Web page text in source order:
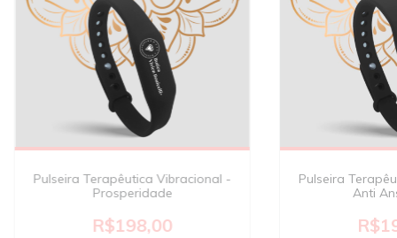
Pulseira Terapêutica Vibracional -
Prosperidade
R$198,00
Pulseira
Anti